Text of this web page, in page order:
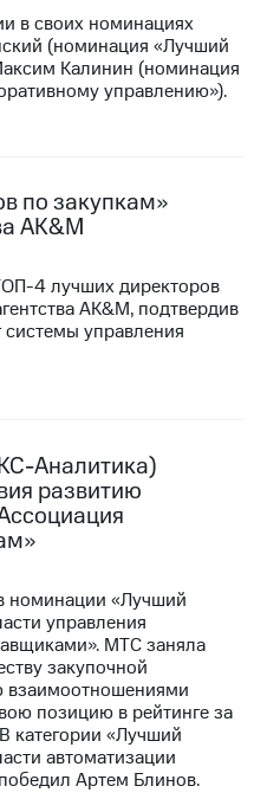
в своих номинациях
(номинация «Лучший
Калинин (номинация
управлению»).
по закупкам»
AK&M
4лучших директоров
AK&M, подтвердив
управления
Аналитика)
развитию
номинации «Лучший
управления
МТС заняла
закупочной
взаимоотношениями
позицию в рейтинге за
категории «Лучший
автоматизации
Артем Блинов.